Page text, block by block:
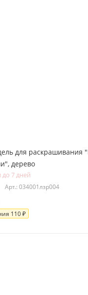
для раскрашивания
дерево
до 7 дней
Арт.: 034001лзр004
110₽